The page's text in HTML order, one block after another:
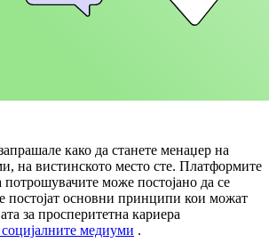
како да станете менаџер на
на вистинското место сте. Платформите
може постојано да се
постојат основни принципи кои можат
за просперитетна кариера
медиуми .